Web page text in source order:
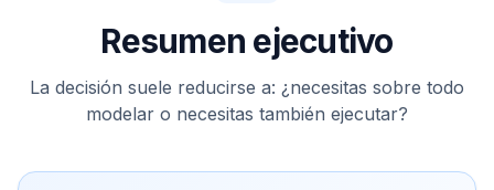
Resumen ejecutivo
La decisión suele reducirse a: ¿necesitas sobre todo
modelar o necesitas también ejecutar?